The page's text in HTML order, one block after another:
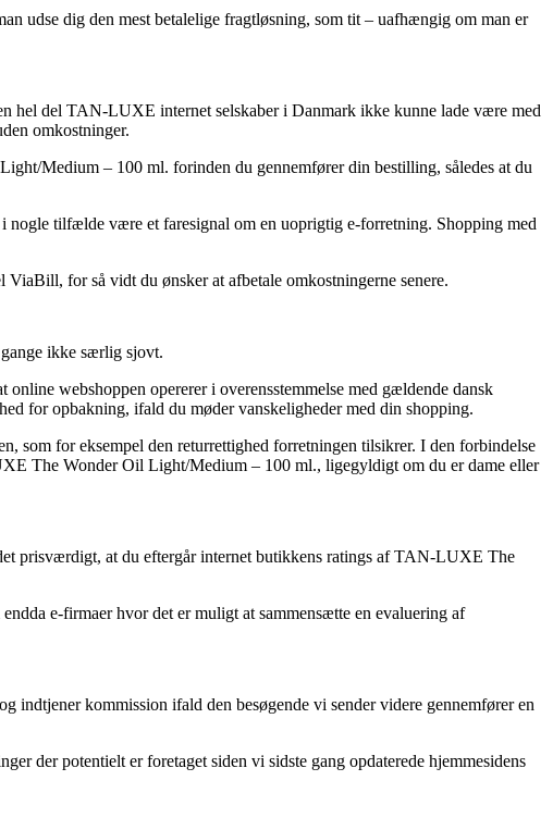
udse dig den mest betalelige fragtløsning, som tit – uafhængig om man er
hel del TAN-LUXE internet selskaber i Danmark ikke kunne lade være med
omkostninger.
Medium – 100 ml. forinden du gennemfører din bestilling, således at du
nogle tilfælde være et faresignal om en uoprigtig e-forretning. Shopping med
for så vidt du ønsker at afbetale omkostningerne senere.
ikke særlig sjovt.
webshoppen opererer i overensstemmelse med gældende dansk
for opbakning, ifald du møder vanskeligheder med din shopping.
som for eksempel den returrettighed forretningen tilsikrer. I den forbindelse
The Wonder Oil Light/Medium – 100 ml., ligegyldigt om du er dame eller
prisværdigt, at du eftergår internet butikkens ratings af TAN-LUXE The
e-firmaer hvor det er muligt at sammensætte en evaluering af
indtjener kommission ifald den besøgende vi sender videre gennemfører en
der potentielt er foretaget siden vi sidste gang opdaterede hjemmesidens